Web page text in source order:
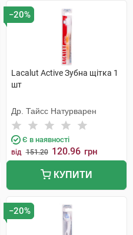
−20%
Lacalut Active Зубна щітка 1
шт
Др. Тайсс Натурварен
Є в наявності
від 151.20 120.96 грн
КУПИТИ
−20%